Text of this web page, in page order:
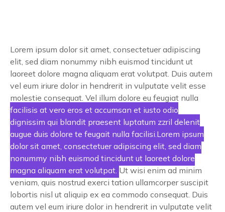
Lorem ipsum dolor sit amet, consectetuer adipiscing
elit, sed diam nonummy nibh euismod tincidunt ut
laoreet dolore magna aliquam erat volutpat. Duis autem
vel eum iriure dolor in hendrerit in vulputate velit esse
molestie consequat. Vel illum dolore eu feugiat nulla
facilisis at vero eros et accumsan et iusto odio
dignissim qui blandit praesent luptatum zzril delenit
augue duis dolore te feugait nulla facilisi.Lorem ipsum
dolor sit amet, consectetuer adipiscing elit, sed diam
nonummy nibh euismod tincidunt ut laoreet dolore
magna aliquam erat volutpat. Ut wisi enim ad minim
veniam, quis nostrud exerci tation ullamcorper suscipit
lobortis nisl ut aliquip ex ea commodo consequat. Duis
autem vel eum iriure dolor in hendrerit in vulputate velit